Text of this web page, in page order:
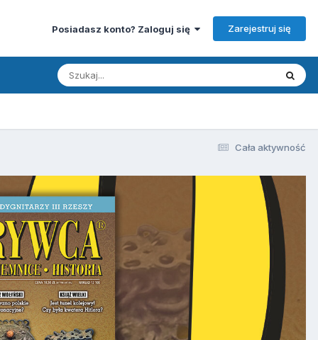
Posiadasz konto? Zaloguj się Zarejestruj się
Cała aktywność